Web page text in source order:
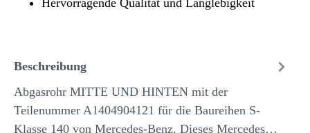
Beschreibung
Abgasrohr MITTE UND HINTEN mit der
Teilenummer A1404904121 für die Baureihen S-
Klasse 140 von Mercedes-Benz. Dieses Mercedes…